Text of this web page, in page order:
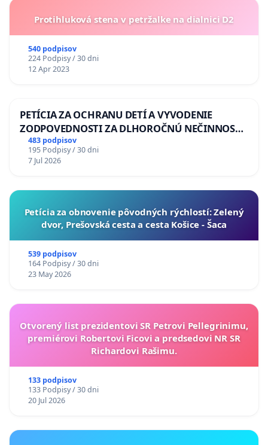
Protihluková stena v petržalke na dialnici D2
540 podpisov
224 Podpisy / 30 dni
12 Apr 2023
PETÍCIA ZA OCHRANU DETÍ A VYVODENIE
ZODPOVEDNOSTI ZA DLHOROČNÚ NEČINNOSŤ
A ZLYHANIE ŠTÁTU
483 podpisov
195 Podpisy / 30 dni
7 Jul 2026
​Petícia za obnovenie pôvodných rýchlostí: Zelený
dvor, Prešovská cesta a cesta Košice - Šaca
539 podpisov
164 Podpisy / 30 dni
23 May 2026
Otvorený list prezidentovi SR Petrovi Pellegrinimu,
premiérovi Robertovi Ficovi a predsedovi NR SR
Richardovi Rašimu.
133 podpisov
133 Podpisy / 30 dni
20 Jul 2026